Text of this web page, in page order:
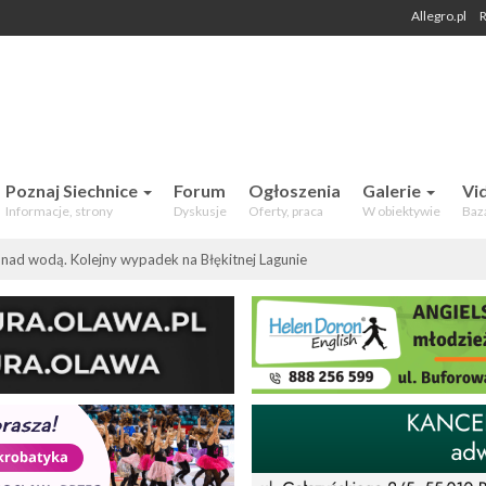
Aktualności,
Allegro.pl
Poznaj Siechnice
Informacje, strony
Forum
Dyskusje
Ogłoszenia
Oferty, praca
Galerie
W obiektywie
wodą. Kolejny wypadek na Błękitnej Lagunie